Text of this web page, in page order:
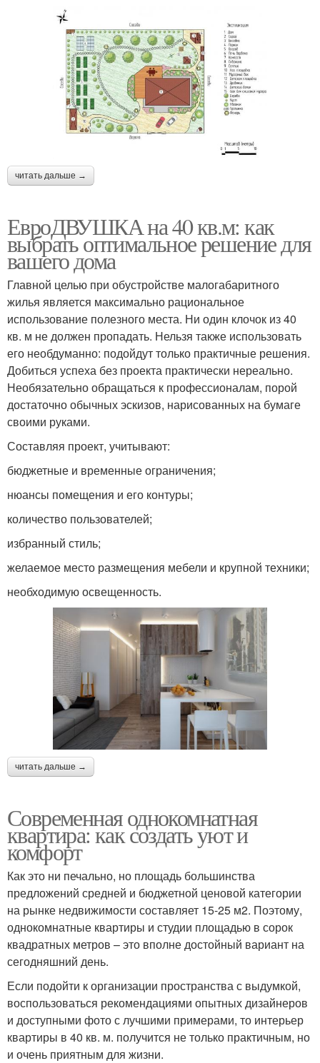
читать дальше →
ЕвроДВУШКА на 40 кв.м: как
выбрать оптимальное решение для
вашего дома
Главной целью при обустройстве малогабаритного
жилья является максимально рациональное
использование полезного места. Ни один клочок из 40
кв. м не должен пропадать. Нельзя также использовать
его необдуманно: подойдут только практичные решения.
Добиться успеха без проекта практически нереально.
Необязательно обращаться к профессионалам, порой
достаточно обычных эскизов, нарисованных на бумаге
своими руками.
Составляя проект, учитывают:
бюджетные и временные ограничения;
нюансы помещения и его контуры;
количество пользователей;
избранный стиль;
желаемое место размещения мебели и крупной техники;
необходимую освещенность.
читать дальше →
Современная однокомнатная
квартира: как создать уют и
комфорт
Как это ни печально, но площадь большинства
предложений средней и бюджетной ценовой категории
на рынке недвижимости составляет 15-25 м2. Поэтому,
однокомнатные квартиры и студии площадью в сорок
квадратных метров – это вполне достойный вариант на
сегодняшний день.
Если подойти к организации пространства с выдумкой,
воспользоваться рекомендациями опытных дизайнеров
и доступными фото с лучшими примерами, то интерьер
квартиры в 40 кв. м. получится не только практичным, но
и очень приятным для жизни.